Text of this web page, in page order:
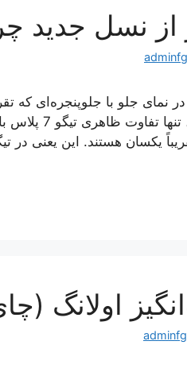
جدید چری تیگو
طراحی نسل سوم تیگو 7 در نمای جلو با
هستند. این یعنی در تیگو 7 پلاس هم
اولانگ